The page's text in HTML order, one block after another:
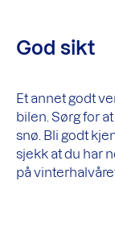
God sikt
Et annet godt
bilen. Sørg for
snø. Bli godt
sjekk at du har
på